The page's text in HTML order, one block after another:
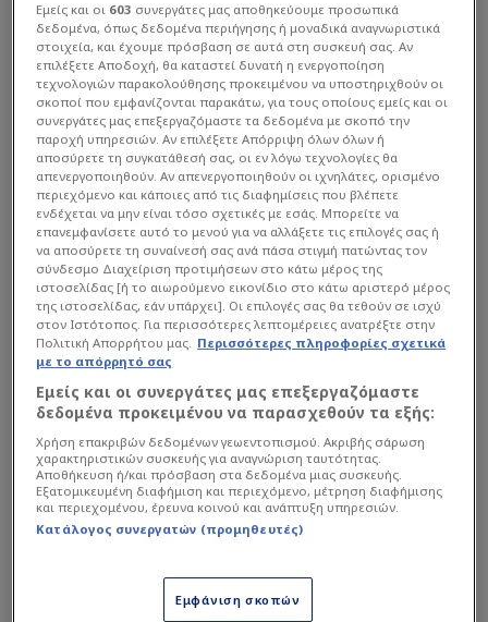
«Έχει ακόμα τύχη για τη 2η θέση, είναι ένας τελευταίος
Μιχαηλίδη και Μεϊτέ με προβλήματα, με Μπάμπα και
Μεϊτέ να λυγίζουν, με Οζντόεφ να έχει προσαγωγό,
Εμείς και οι 603 συνεργάτες μας αποθηκεύουμε προσωπικά
δεδομένα, όπως δεδομένα περιήγησης ή μοναδικά αναγνωριστικά
στοιχεία, και έχουμε πρόσβαση σε αυτά στη συσκευή σας. Αν
επιλέξετε Αποδοχή, θα καταστεί δυνατή η ενεργοποίηση
τεχνολογιών παρακολούθησης προκειμένου να υποστηριχθούν οι
σκοποί που εμφανίζονται παρακάτω, για τους οποίους εμείς και οι
συνεργάτες μας επεξεργαζόμαστε τα δεδομένα με σκοπό την
παροχή υπηρεσιών. Αν επιλέξετε Απόρριψη όλων όλων ή
αποσύρετε τη συγκατάθεσή σας, οι εν λόγω τεχνολογίες θα
απενεργοποιηθούν. Αν απενεργοποιηθούν οι ιχνηλάτες, ορισμένο
περιεχόμενο και κάποιες από τις διαφημίσεις που βλέπετε
ενδέχεται να μην είναι τόσο σχετικές με εσάς. Μπορείτε να
επανεμφανίσετε αυτό το μενού για να αλλάξετε τις επιλογές σας ή
να αποσύρετε τη συναίνεσή σας ανά πάσα στιγμή πατώντας τον
σύνδεσμο Διαχείριση προτιμήσεων στο κάτω μέρος της
ιστοσελίδας [ή το αιωρούμενο εικονίδιο στο κάτω αριστερό μέρος
της ιστοσελίδας, εάν υπάρχει]. Οι επιλογές σας θα τεθούν σε ισχύ
στον Ιστότοπος. Για περισσότερες λεπτομέρειες ανατρέξτε στην
Πολιτική Απορρήτου μας. Περισσότερες πληροφορίες σχετικά
με το απόρρητό σας
Εμείς και οι συνεργάτες μας επεξεργαζόμαστε
δεδομένα προκειμένου να παρασχεθούν τα εξής:
Χρήση επακριβών δεδομένων γεωεντοπισμού. Ακριβής σάρωση
χαρακτηριστικών συσκευής για αναγνώριση ταυτότητας.
Αποθήκευση ή/και πρόσβαση στα δεδομένα μιας συσκευής.
Εξατομικευμένη διαφήμιση και περιεχόμενο, μέτρηση διαφήμισης
και περιεχομένου, έρευνα κοινού και ανάπτυξη υπηρεσιών.
Κατάλογος συνεργατών (προμηθευτές)
Εμφάνιση σκοπών